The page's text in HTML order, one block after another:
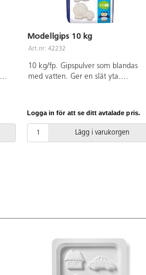
Modellgips 10 kg
Art.nr: 42232
10 kg/fp. Gipspulver som blandas
med vatten. Ger en slät yta.
Logga in för att se ditt avtalade pris.
Lägg i varukorgen